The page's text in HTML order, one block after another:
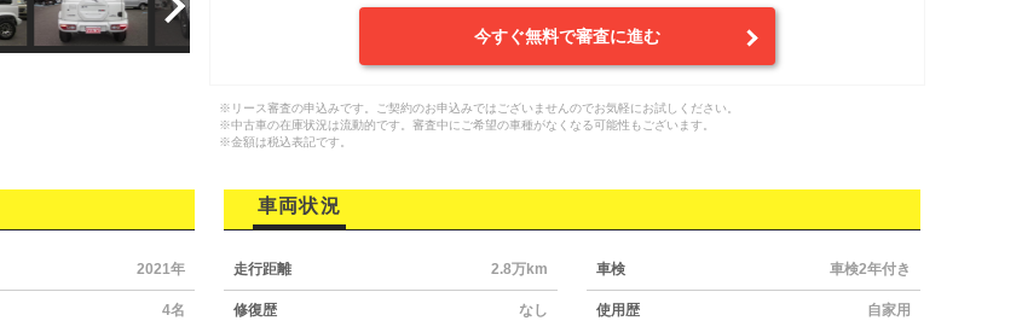
今すぐ無料で審査に進む
※リース審査の申込みです。ご契約のお申込みではございませんのでお気軽にお試しください。
※中古車の在庫状況は流動的です。審査中にご希望の車種がなくなる可能性もございます。
※金額は税込表記です。
2021年
4名
車両状況
走行距離 2.8万km 車検 車検2年付き
修復歴 なし 使用歴 自家用